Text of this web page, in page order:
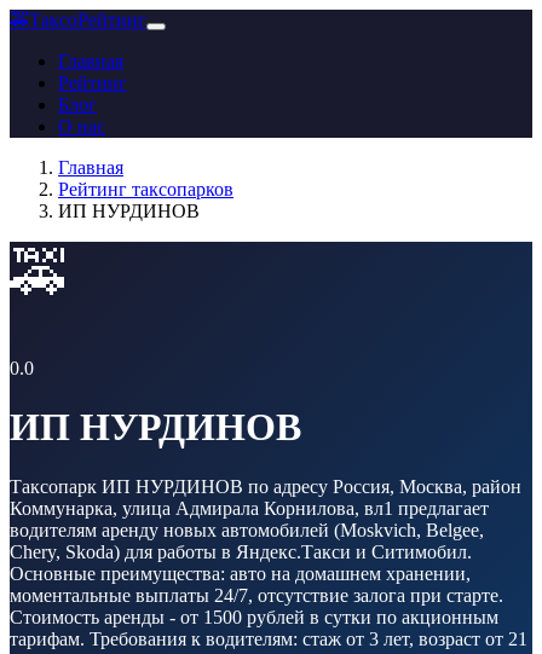
🚕ТаксоРейтинг
Главная
Рейтинг
Блог
О нас
Главная
Рейтинг таксопарков
ИП НУРДИНОВ
🚕
0.0
ИП НУРДИНОВ
Таксопарк ИП НУРДИНОВ по адресу Россия, Москва, район
Коммунарка, улица Адмирала Корнилова, вл1 предлагает
водителям аренду новых автомобилей (Moskvich, Belgee,
Chery, Skoda) для работы в Яндекс.Такси и Ситимобил.
Основные преимущества: авто на домашнем хранении,
моментальные выплаты 24/7, отсутствие залога при старте.
Стоимость аренды - от 1500 рублей в сутки по акционным
тарифам. Требования к водителям: стаж от 3 лет, возраст от 21